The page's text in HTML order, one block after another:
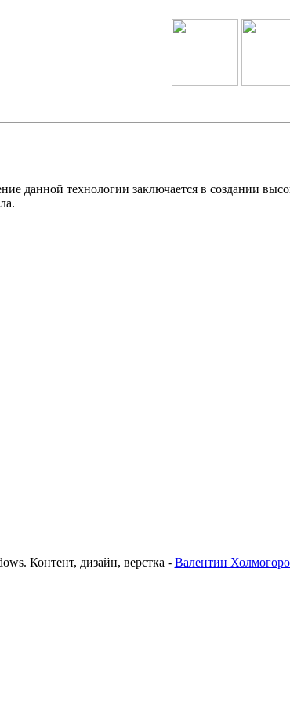
данной технологии заключается в создании
Контент, дизайн, верстка - Валентин